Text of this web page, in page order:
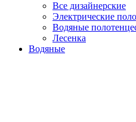
Все дизайнерские
Электрические
Водяные
Лесенка
Водяные